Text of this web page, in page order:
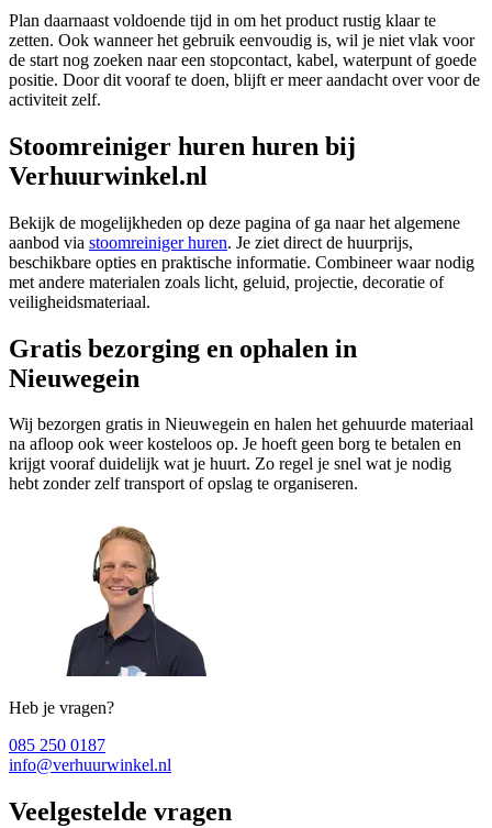
Plan daarnaast voldoende tijd in om het product rustig klaar te
zetten. Ook wanneer het gebruik eenvoudig is, wil je niet vlak voor
de start nog zoeken naar een stopcontact, kabel, waterpunt of goede
positie. Door dit vooraf te doen, blijft er meer aandacht over voor de
activiteit zelf.
Stoomreiniger huren huren bij
Verhuurwinkel.nl
Bekijk de mogelijkheden op deze pagina of ga naar het algemene
aanbod via stoomreiniger huren. Je ziet direct de huurprijs,
beschikbare opties en praktische informatie. Combineer waar nodig
met andere materialen zoals licht, geluid, projectie, decoratie of
veiligheidsmateriaal.
Gratis bezorging en ophalen in
Nieuwegein
Wij bezorgen gratis in Nieuwegein en halen het gehuurde materiaal
na afloop ook weer kosteloos op. Je hoeft geen borg te betalen en
krijgt vooraf duidelijk wat je huurt. Zo regel je snel wat je nodig
hebt zonder zelf transport of opslag te organiseren.
Heb je vragen?
085 250 0187
info@verhuurwinkel.nl
Veelgestelde vragen